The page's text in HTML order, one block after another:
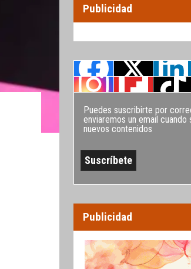
Publicidad
Puedes suscribirte por
enviaremos un email cuando
nuevos contenidos
Publicidad